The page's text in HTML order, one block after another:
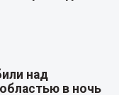
над
в ночь